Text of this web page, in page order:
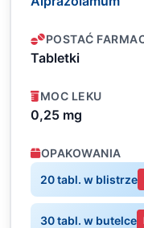
POSTAĆ
Tabletki
MOC LEKU
0,25 mg
OPAKOWANIA
20 tabl. w blistrze
30 tabl. w butelce